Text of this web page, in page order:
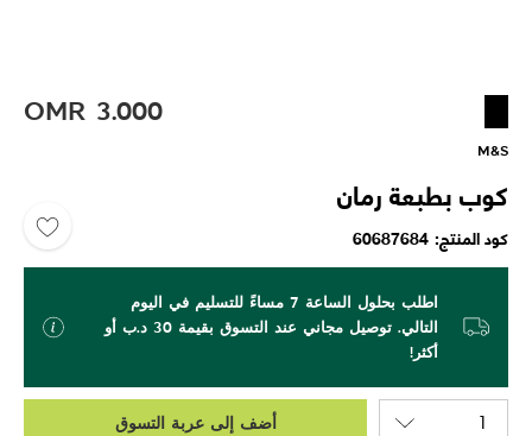
OMR 3.000
M&S
كوب بطبعة رمان
كود المنتج 60687684
اطلب بحلول الساعة 7 مساءً للتسليم في اليوم
التالي. توصيل مجاني عند التسوق بقيمة 30 د.ب أو
أكثر!
أضف إلى عربة التسوق